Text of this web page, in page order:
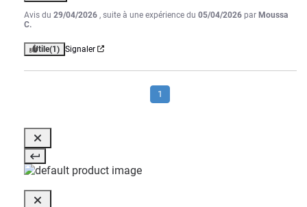
Avis du 29/04/2026 , suite à une expérience du 05/04/2026 par Moussa
C.
Utile(1) Signaler
1